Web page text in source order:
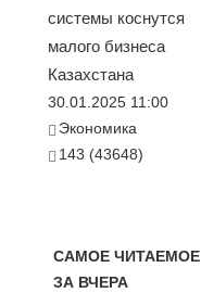
системы коснутся
малого бизнеса
Казахстана
30.01.2025 11:00
Экономика
143 (43648)
САМОЕ ЧИТАЕМОЕ
ЗА ВЧЕРА